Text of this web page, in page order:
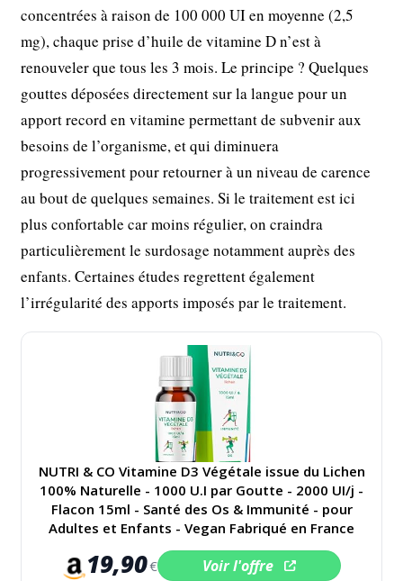
concentrées à raison de 100 000 UI en moyenne (2,5
mg), chaque prise d’huile de vitamine D n’est à
renouveler que tous les 3 mois. Le principe ? Quelques
gouttes déposées directement sur la langue pour un
apport record en vitamine permettant de subvenir aux
besoins de l’organisme, et qui diminuera
progressivement pour retourner à un niveau de carence
au bout de quelques semaines. Si le traitement est ici
plus confortable car moins régulier, on craindra
particulièrement le surdosage notamment auprès des
enfants. Certaines études regrettent également
l’irrégularité des apports imposés par le traitement.
NUTRI & CO Vitamine D3 Végétale issue du Lichen
100% Naturelle - 1000 U.I par Goutte - 2000 UI/j -
Flacon 15ml - Santé des Os & Immunité - pour
Adultes et Enfants - Vegan Fabriqué en France
19,90€ Voir l'offre